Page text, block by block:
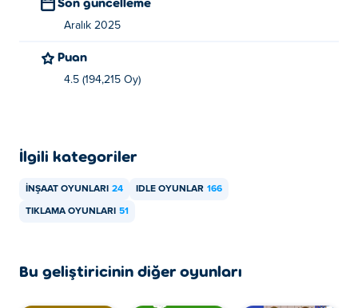
Aralık 2025
Puan
4.5 (194,215 Oy)
İlgili kategoriler
İNŞAAT OYUNLARI 24 IDLE OYUNLAR 166
TIKLAMA OYUNLARI 51
Bu geliştiricinin diğer oyunları